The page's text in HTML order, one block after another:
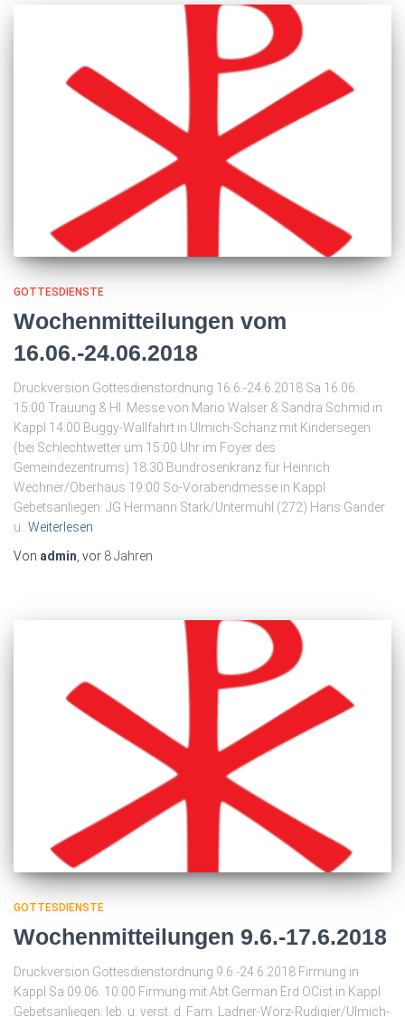
GOTTESDIENSTE
Wochenmitteilungen vom
16.06.-24.06.2018
Druckversion Gottesdienstordnung 16.6.-24.6.2018 Sa 16.06.
15:00 Trauung & Hl. Messe von Mario Walser & Sandra Schmid in
Kappl 14:00 Buggy-Wallfahrt in Ulmich-Schanz mit Kindersegen
(bei Schlechtwetter um 15:00 Uhr im Foyer des
Gemeindezentrums) 18:30 Bundrosenkranz für Heinrich
Wechner/Oberhaus 19:00 So-Vorabendmesse in Kappl
Gebetsanliegen: JG Hermann Stark/Untermühl (272) Hans Gander
u. Weiterlesen
Von admin , vor 8 Jahren
GOTTESDIENSTE
Wochenmitteilungen 9.6.-17.6.2018
Druckversion Gottesdienstordnung 9.6.-24.6.2018 Firmung in
Kappl Sa 09.06. 10:00 Firmung mit Abt German Erd OCist in Kappl
Gebetsanliegen: leb. u. verst. d. Fam. Ladner-Wörz-Rudigier/Ulmich-